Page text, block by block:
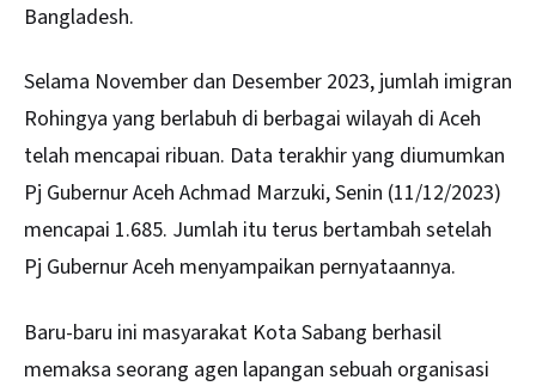
Bangladesh.
Selama November dan Desember 2023, jumlah imigran
Rohingya yang berlabuh di berbagai wilayah di Aceh
telah mencapai ribuan. Data terakhir yang diumumkan
Pj Gubernur Aceh Achmad Marzuki, Senin (11/12/2023)
mencapai 1.685. Jumlah itu terus bertambah setelah
Pj Gubernur Aceh menyampaikan pernyataannya.
Baru-baru ini masyarakat Kota Sabang berhasil
memaksa seorang agen lapangan sebuah organisasi